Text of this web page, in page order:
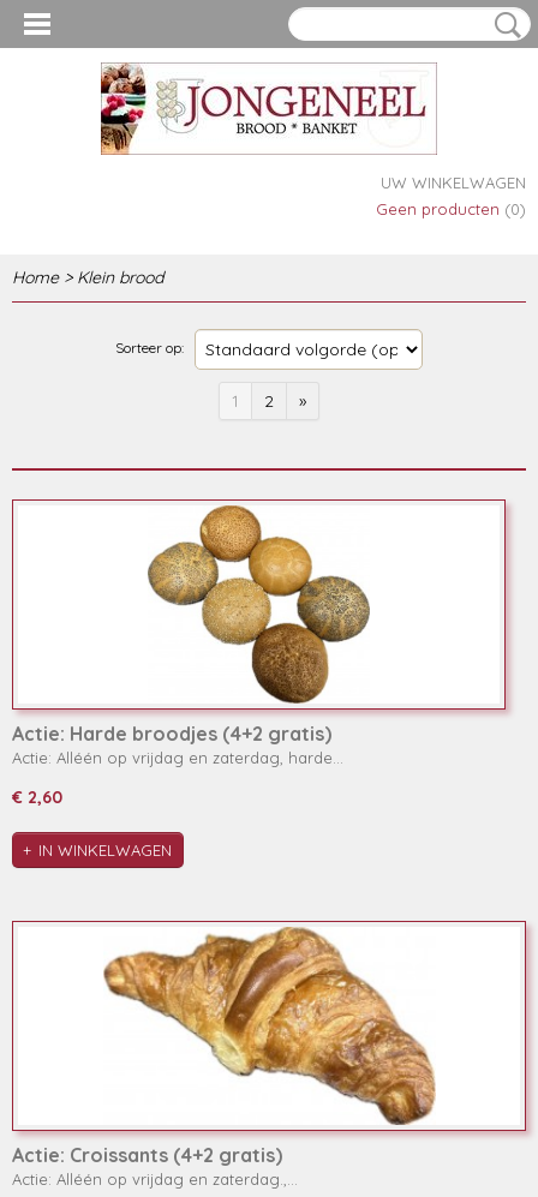
UW WINKELWAGEN
Geen producten (0)
Home> Klein brood
Sorteer op:
1 2 »
Actie: Harde broodjes (4+2 gratis)
Actie: Alléén op vrijdag en zaterdag, harde…
€ 2,60
IN WINKELWAGEN
Actie: Croissants (4+2 gratis)
Actie: Alléén op vrijdag en zaterdag.,…